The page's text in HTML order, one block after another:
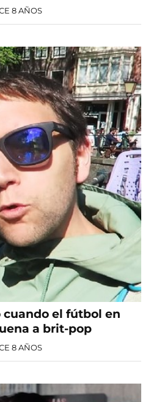
8 AÑOS
cuando el fútbol en
a brit-pop
8 AÑOS